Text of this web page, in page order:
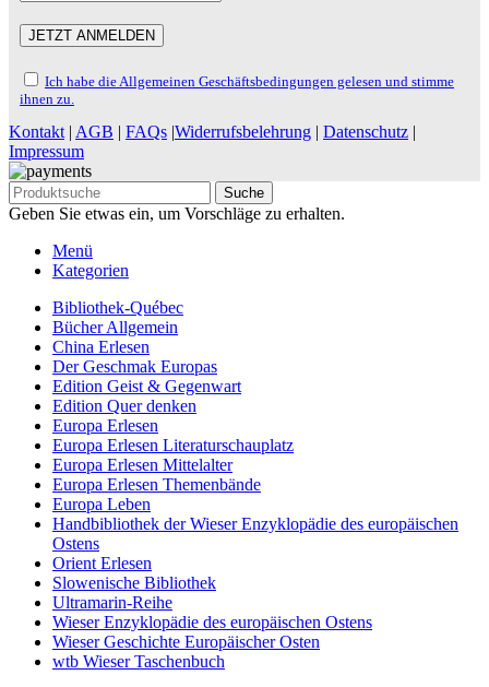
Ich habe die Allgemeinen Geschäftsbedingungen gelesen und stimme
ihnen zu.
Kontakt | AGB | FAQs |Widerrufsbelehrung | Datenschutz |
Impressum
Suche
Geben Sie etwas ein, um Vorschläge zu erhalten.
Menü
Kategorien
Bibliothek-Québec
Bücher Allgemein
China Erlesen
Der Geschmak Europas
Edition Geist & Gegenwart
Edition Quer denken
Europa Erlesen
Europa Erlesen Literaturschauplatz
Europa Erlesen Mittelalter
Europa Erlesen Themenbände
Europa Leben
Handbibliothek der Wieser Enzyklopädie des europäischen
Ostens
Orient Erlesen
Slowenische Bibliothek
Ultramarin-Reihe
Wieser Enzyklopädie des europäischen Ostens
Wieser Geschichte Europäischer Osten
wtb Wieser Taschenbuch